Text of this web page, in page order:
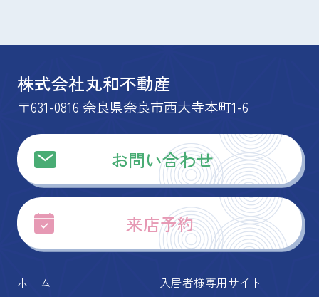
株式会社丸和不動産
〒631-0816 奈良県奈良市西大寺本町1-6
お問い合わせ
来店予約
ホーム
入居者様専用サイト